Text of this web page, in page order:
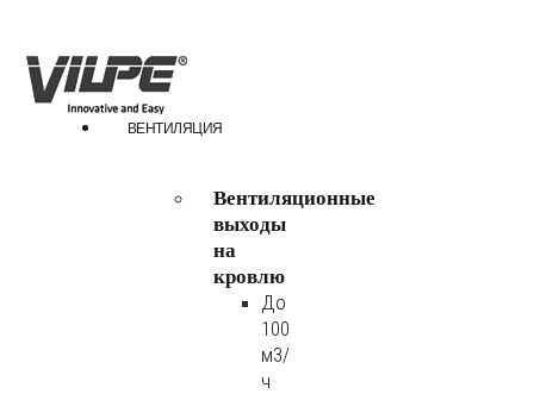
ВЕНТИЛЯЦИЯ
Вентиляционные
выходы
на
кровлю
До
100
м3/
ч